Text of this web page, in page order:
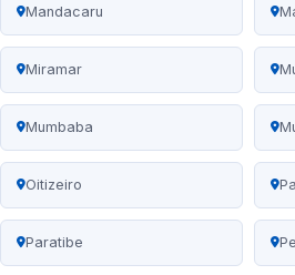
Mandacaru
Miramar
Mumbaba
Oitizeiro
Paratibe